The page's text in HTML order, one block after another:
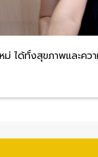
ม่ ได้ทั้งสุขภาพและคว